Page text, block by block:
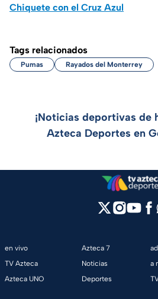
Chiquete con el Cruz Azul
Tags relacionados
Pumas Rayados del Monterrey
¡Noticias deportivas de
Azteca Deportes en
en vivo
TV Azteca
Azteca UNO
Azteca 7
Noticias
Deportes
a